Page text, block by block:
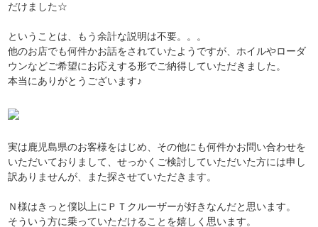
だけました☆
ということは、もう余計な説明は不要。。。
他のお店でも何件かお話をされていたようですが、ホイルやローダ
ウンなどご希望にお応えする形でご納得していただきました。
本当にありがとうございます♪
実は鹿児島県のお客様をはじめ、その他にも何件かお問い合わせを
いただいておりまして、せっかくご検討していただいた方には申し
訳ありませんが、また探させていただきます。
Ｎ様はきっと僕以上にＰＴクルーザーが好きなんだと思います。
そういう方に乗っていただけることを嬉しく思います。